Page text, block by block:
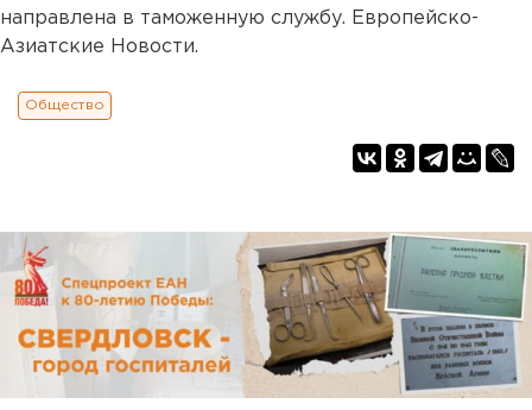
направлена в таможенную службу. Европейско-
Азиатские Новости.
Общество